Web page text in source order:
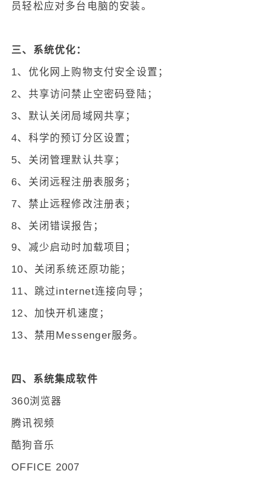
员轻松应对多台电脑的安装。
三、系统优化：
1、优化网上购物支付安全设置；
2、共享访问禁止空密码登陆；
3、默认关闭局域网共享；
4、科学的预订分区设置；
5、关闭管理默认共享；
6、关闭远程注册表服务；
7、禁止远程修改注册表；
8、关闭错误报告；
9、减少启动时加载项目；
10、关闭系统还原功能；
11、跳过internet连接向导；
12、加快开机速度；
13、禁用Messenger服务。
四、系统集成软件
360浏览器
腾讯视频
酷狗音乐
OFFICE 2007